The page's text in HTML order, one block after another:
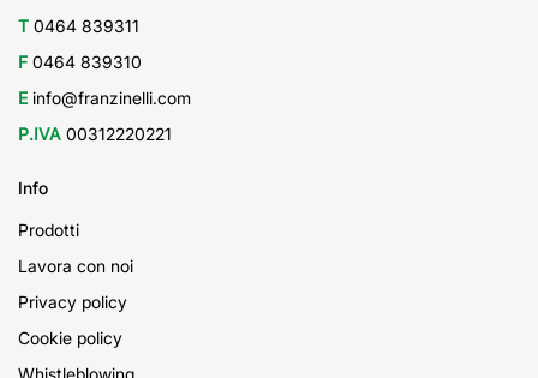
T 0464 839311
F 0464 839310
E info@franzinelli.com
P.IVA 00312220221
Info
Prodotti
Lavora con noi
Privacy policy
Cookie policy
Whistleblowing